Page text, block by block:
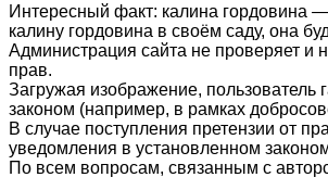
Интересный факт: калина гордовина
калину гордовина в своём саду, она
Администрация сайта не проверяет и
прав.
Загружая изображение, пользователь
законом (например, в рамках
В случае поступления претензии от
уведомления в установленном
По всем вопросам, связанным с